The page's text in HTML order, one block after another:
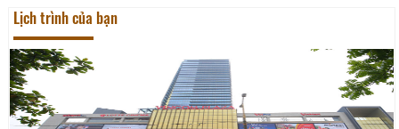
Lịch trình của bạn